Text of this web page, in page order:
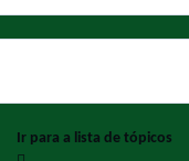
Ir para a lista de tópicos